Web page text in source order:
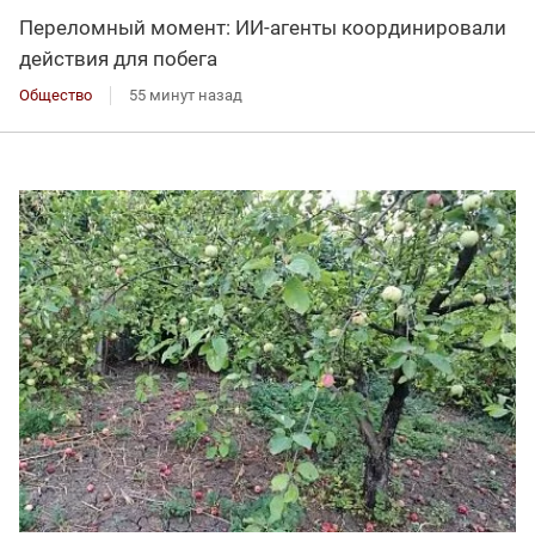
Переломный момент: ИИ-агенты координировали
действия для побега
Общество 55 минут назад